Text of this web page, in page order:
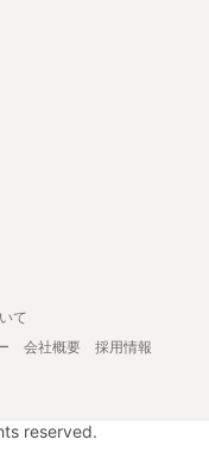
て
会社概要
採用情報
reserved.